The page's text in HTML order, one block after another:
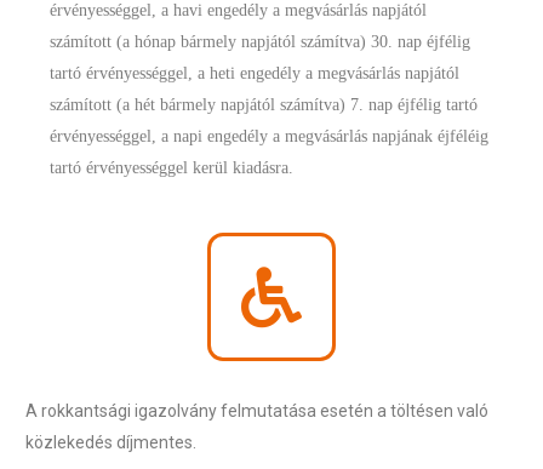
érvényességgel, a havi engedély a megvásárlás napjától
számított (a hónap bármely napjától számítva) 30. nap éjfélig
tartó érvényességgel, a heti engedély a megvásárlás napjától
számított (a hét bármely napjától számítva) 7. nap éjfélig tartó
érvényességgel, a napi engedély a megvásárlás napjának éjféléig
tartó érvényességgel kerül kiadásra.
A rokkantsági igazolvány felmutatása esetén a töltésen való
közlekedés díjmentes.